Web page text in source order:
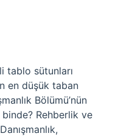
tablo sütunları
en düşük taban
Bölümü’nün
binde? Rehberlik ve